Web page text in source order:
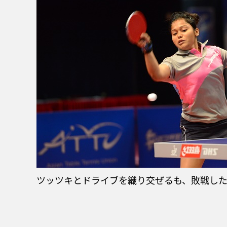
ツッツキとドライブを織り交ぜるも、敗戦し